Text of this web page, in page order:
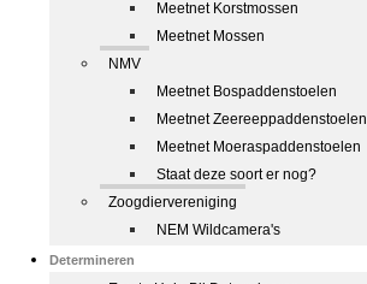
Meetnet Korstmossen
Meetnet Mossen
NMV
Meetnet Bospaddenstoelen
Meetnet Zeereeppaddenstoelen
Meetnet Moeraspaddenstoelen
Staat deze soort er nog?
Zoogdiervereniging
NEM Wildcamera's
Determineren